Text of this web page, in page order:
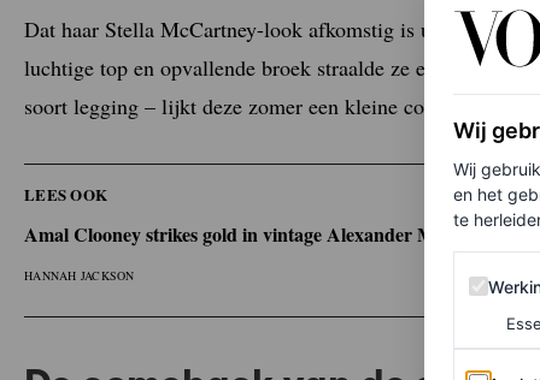
Dat haar Stella McCartney-look afkomstig is uit herfst/
luchtige top en opvallende broek straalde ze een zomerse
soort legging – lijkt deze zomer een kleine comeback te
LEES OOK
Amal Clooney strikes gold in vintage Alexander McQueen
HANNAH JACKSON
Wij
Wij
en het
te
Werking
Analytics